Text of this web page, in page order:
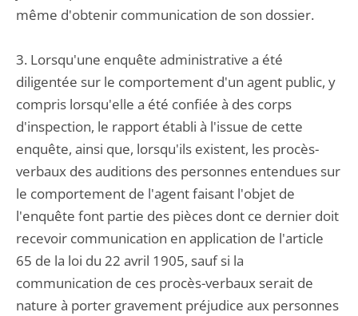
même d'obtenir communication de son dossier.
3. Lorsqu'une enquête administrative a été
diligentée sur le comportement d'un agent public, y
compris lorsqu'elle a été confiée à des corps
d'inspection, le rapport établi à l'issue de cette
enquête, ainsi que, lorsqu'ils existent, les procès-
verbaux des auditions des personnes entendues sur
le comportement de l'agent faisant l'objet de
l'enquête font partie des pièces dont ce dernier doit
recevoir communication en application de l'article
65 de la loi du 22 avril 1905, sauf si la
communication de ces procès-verbaux serait de
nature à porter gravement préjudice aux personnes